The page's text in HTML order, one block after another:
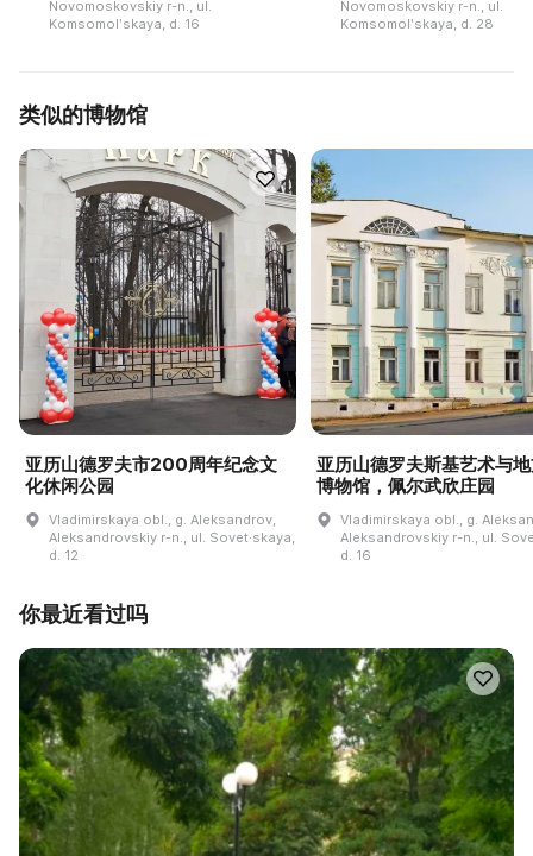
Novomoskovskiy r-n., ul.
Komsomolʹskaya, d. 16
Novomoskovskiy r-n., ul.
Komsomolʹskaya, d. 28
类似的博物馆
亚历山德罗夫市200周年纪念文
化休闲公园
Vladimirskaya obl., g. Aleksandrov,
Aleksandrovskiy r-n., ul. Sovet·skaya,
d. 12
亚历山德罗夫斯基艺术与
博物馆，佩尔武欣庄园
Vladimirskaya obl., g.
Aleksandrovskiy r-n., ul.
d. 16
你最近看过吗